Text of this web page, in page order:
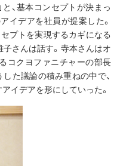
、基本コンセプトが決まっ
イデアを社員が提案した。
プトを実現するカギになる
子さんは話す。寺本さんはオ
コクヨファニチャーの部長
た議論の積み重ねの中で、
イデアを形にしていった。